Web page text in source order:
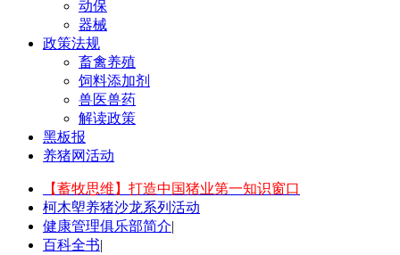
动保
器械
政策法规
畜禽养殖
饲料添加剂
兽医兽药
解读政策
黑板报
养猪网活动
【蓄牧思维】打造中国猪业第一知识窗口
柯木塱养猪沙龙系列活动
健康管理俱乐部简介|
百科全书|